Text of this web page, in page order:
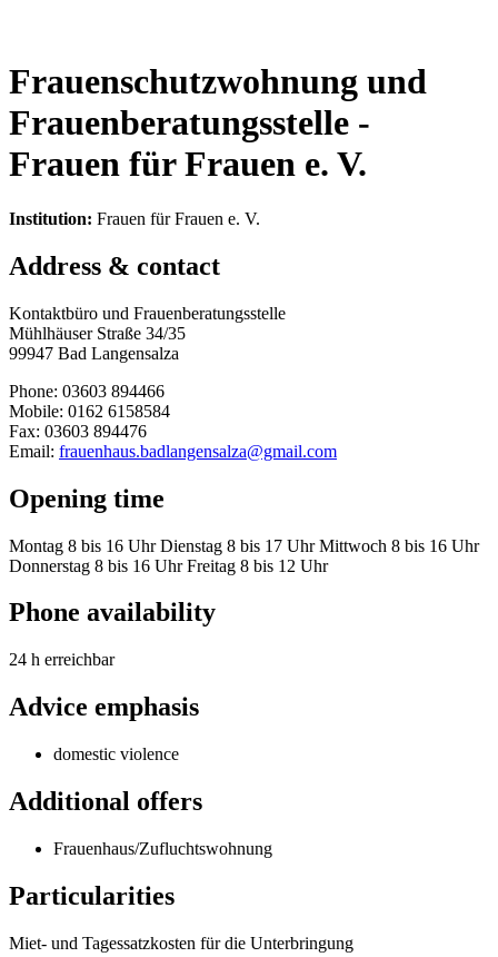
Frauenschutzwohnung und
Frauenberatungsstelle -
Frauen für Frauen e. V.
Institution: Frauen für Frauen e. V.
Address & contact
Kontaktbüro und Frauenberatungsstelle
Mühlhäuser Straße 34/35
99947 Bad Langensalza
Phone: 03603 894466
Mobile: 0162 6158584
Fax: 03603 894476
Email: frauenhaus.badlangensalza@gmail.com
Opening time
Montag 8 bis 16 Uhr Dienstag 8 bis 17 Uhr Mittwoch 8 bis 16 Uhr
Donnerstag 8 bis 16 Uhr Freitag 8 bis 12 Uhr
Phone availability
24 h erreichbar
Advice emphasis
domestic violence
Additional offers
Frauenhaus/Zufluchtswohnung
Particularities
Miet- und Tagessatzkosten für die Unterbringung